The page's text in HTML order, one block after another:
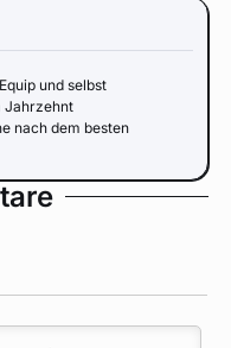
und selbst
Jahrzehnt
nach dem besten